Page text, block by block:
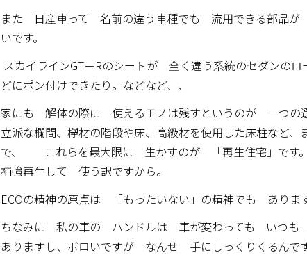
また 日産車って 名前の違う車種でも 流用できる部品
いです。
スカイラインGT－Rのシートが 全く違う系統のセダンのロ
どにポン付けできたり。などなど、、
家にも 解体の際に 使えるモノは残すというのが 一つの選
立派な欄間、欅材の階段や床、高級材を使用した床柱など、
で、 これらを最大限に 生かすのが 「再生住宅」です
補強再生して 使う訳ですから。
ECOの精神の原点は 「もったいない」の精神でも ありま
ちなみに 私の車の ハンドルは 車が変わっても いつも
ありますし、ボロいですが なんせ 手にしっくりくるんです